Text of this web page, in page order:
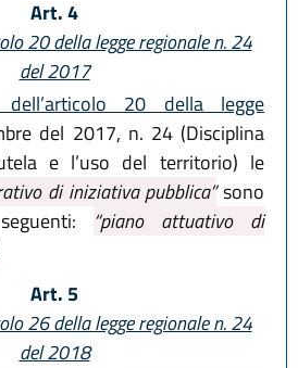
Art. 4
20 della legge regionale n. 24
del 2017
20 della legge
del 2017, n. 24 (Disciplina
e l’uso del territorio) le
di iniziativa pubblica”sono
“piano attuativo di
Art. 5
26 della legge regionale n. 24
del 2018